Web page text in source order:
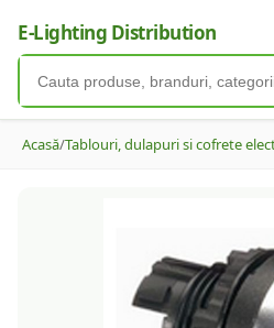
E-Lighting Distribution
Acasă/Tablouri, dulapuri si cofrete